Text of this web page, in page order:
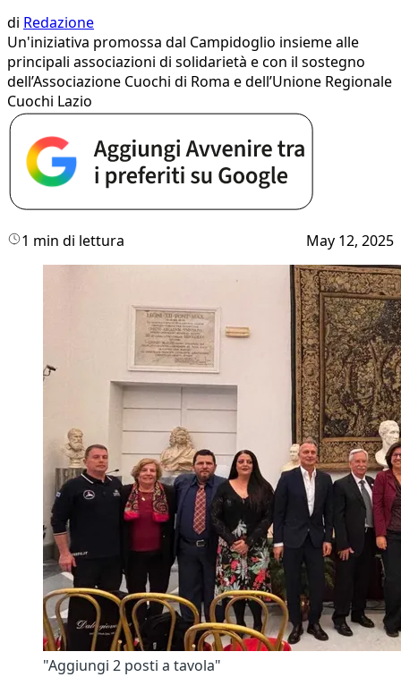
di Redazione
Un'iniziativa promossa dal Campidoglio insieme alle
principali associazioni di solidarietà e con il sostegno
dell’Associazione Cuochi di Roma e dell’Unione Regionale
Cuochi Lazio
1 min di lettura May 12, 2025
"Aggiungi 2 posti a tavola"